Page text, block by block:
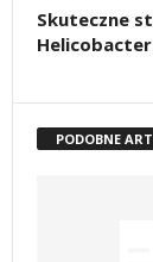
Skuteczne
PODOBNE